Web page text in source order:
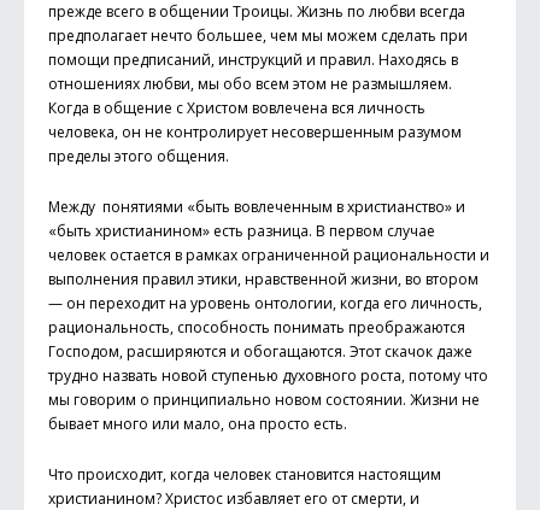
прежде всего в общении Троицы. Жизнь по любви всегда
предполагает нечто большее, чем мы можем сделать при
помощи предписаний, инструкций и правил. Находясь в
отношениях любви, мы обо всем этом не размышляем.
Когда в общение с Христом вовлечена вся личность
человека, он не контролирует несовершенным разумом
пределы этого общения.
Между понятиями «быть вовлеченным в христианство» и
«быть христианином» есть разница. В первом случае
человек остается в рамках ограниченной рациональности и
выполнения правил этики, нравственной жизни, во втором
— он переходит на уровень онтологии, когда его личность,
рациональность, способность понимать преображаются
Господом, расширяются и обогащаются. Этот скачок даже
трудно назвать новой ступенью духовного роста, потому что
мы говорим о принципиально новом состоянии. Жизни не
бывает много или мало, она просто есть.
Что происходит, когда человек становится настоящим
христианином? Христос избавляет его от смерти, и